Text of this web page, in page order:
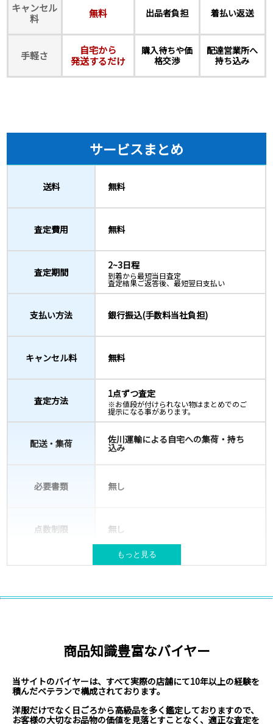
キャンセル
料
無料 出品者負担 着払い返送
手軽さ
自宅から
発送するだけ
購入待ちや価
格交渉
配達営業所へ
持ち込み
サービスまとめ
送料 無料
査定費用 無料
査定期間
2~3日程
到着から最短当日査定
査定結果ご返答後、最短翌日支払い
支払い方法 銀行振込(手数料当社負担)
キャンセル料 無料
査定方法
1点ずつ査定
※お値段が付けられない物はまとめでのご
提示になる事があります。
配送・集荷 佐川運輸による自宅への集荷・持ち
込み
必要書類 無し
点数制限 無し
宅配キット(バッグ)が必要な場合は送
対応エリア
北海道、本州、四国、九州
※現在、沖縄県・離島からのお申込みは対
もっと見る
商品知識豊富なバイヤー
当サイトのバイヤーは、すべて実際の店舗にて10年以上の経験を
積んだベテランで構成されております。
洋服だけでなく日ごろから高級品を多く鑑定しておりますので、
お客様の大切なお品物の価値を見落とすことなく、適正な査定を